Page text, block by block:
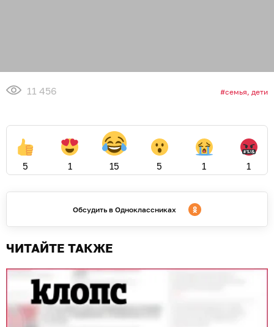
11 456 семья, дети
5 1 15 5 1 1
Обсудить в Одноклассниках
ЧИТАЙТЕ ТАКЖЕ